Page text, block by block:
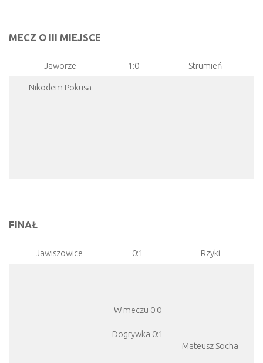
MECZ O III MIEJSCE
Jaworze 1:0 Strumień
Nikodem Pokusa
FINAŁ
Jawiszowice 0:1 Rzyki
W meczu 0:0
Dogrywka 0:1
Mateusz Socha